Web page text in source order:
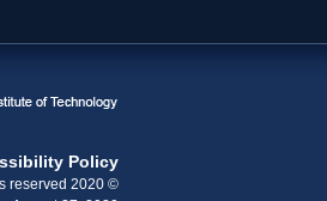
Policy
© 2020 Massachusetts Institute of Technology. All rights reserved.